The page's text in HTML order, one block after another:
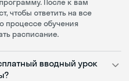
После к вам
чтобы ответить на все
процессе обучения
расписание.
вводный урок